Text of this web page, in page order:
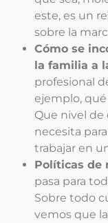
este, es un
sobre la
Cómo se
la familia a
profesional
ejemplo, qué
Que nivel
necesita
trabajar en
Políticas de
pasa para
Sobre todo
vemos que